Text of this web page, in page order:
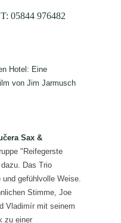
T: 05844 976482
Hotel: Eine
von Jim Jarmusch
Sax &
"Reifegerste
Das Trio
gefühlvolle Weise.
Stimme, Joe
Vladimír mit seinem
zu einer